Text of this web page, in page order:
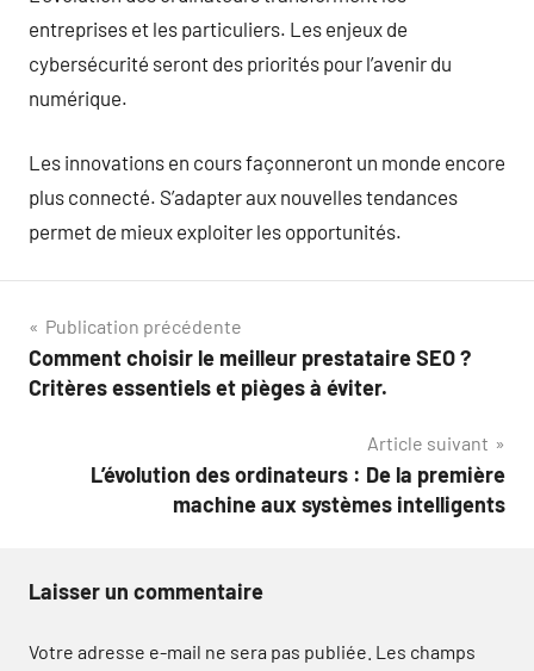
entreprises et les particuliers. Les enjeux de
cybersécurité seront des priorités pour l’avenir du
numérique.
Les innovations en cours façonneront un monde encore
plus connecté. S’adapter aux nouvelles tendances
permet de mieux exploiter les opportunités.
Navigation
de
Publication précédente
Comment choisir le meilleur prestataire SEO ?
Critères essentiels et pièges à éviter.
Article suivant
L’évolution des ordinateurs : De la première
machine aux systèmes intelligents
Laisser un commentaire
Votre adresse e-mail ne sera pas publiée. Les champs